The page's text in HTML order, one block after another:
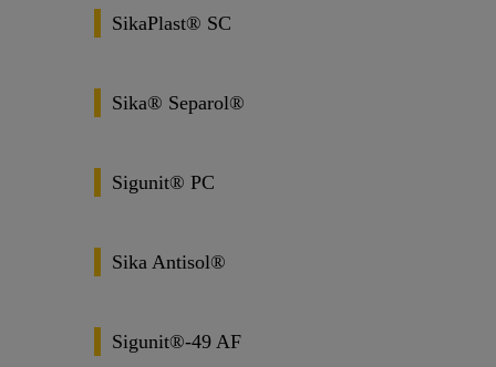
SikaPlast® SC
Sika® Separol®
Sigunit® PC
Sika Antisol®
Sigunit®-49 AF